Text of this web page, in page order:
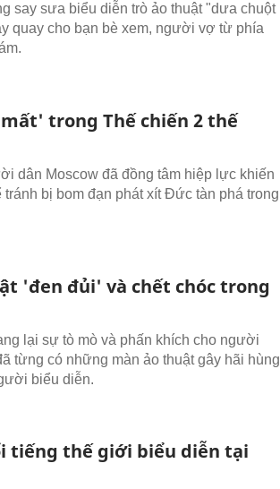
say sưa biểu diễn trò ảo thuật "dưa chuột
quay cho bạn bè xem, người vợ từ phía
trong Thế chiến 2 thế
dân Moscow đã đồng tâm hiệp lực khiến
bị bom đạn phát xít Đức tàn phá trong
'đen đủi' và chết chóc trong
lại sự tò mò và phấn khích cho người
từng có những màn ảo thuật gây hãi hùng
biểu diễn.
tiếng thế giới biểu diễn tại